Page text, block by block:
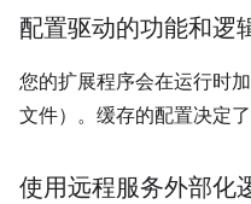
配置驱动的功能和逻
您的扩展程序会在运行时
文件）。缓存的配置决定了
使用远程服务外部化